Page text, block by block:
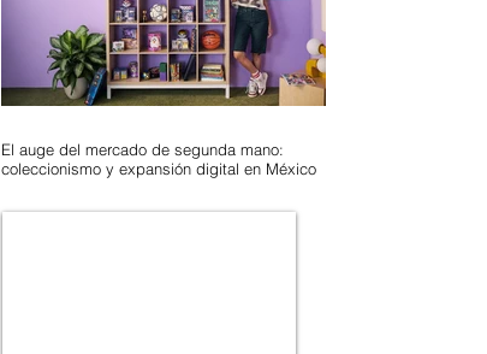
El auge del mercado de segunda mano:
coleccionismo y expansión digital en México